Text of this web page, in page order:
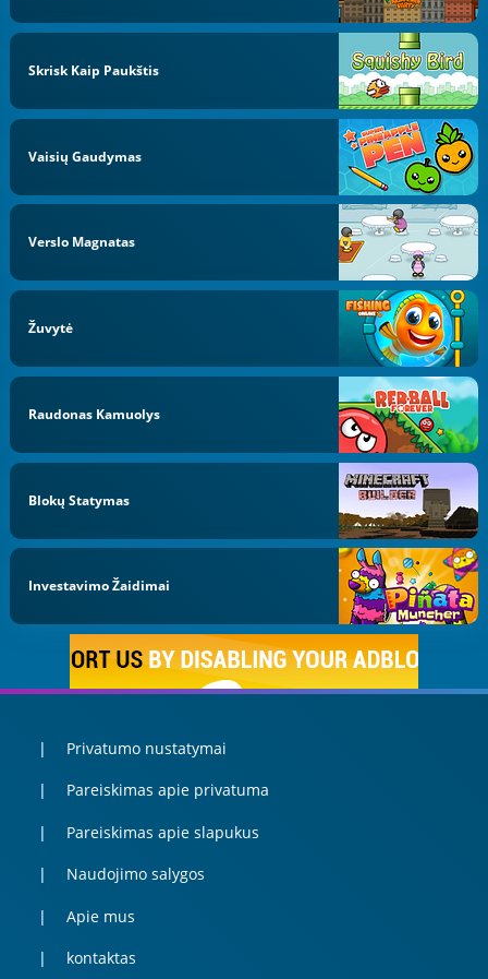
Skrisk Kaip Paukštis
Vaisių Gaudymas
Verslo Magnatas
Žuvytė
Raudonas Kamuolys
Blokų Statymas
Investavimo Žaidimai
Privatumo nustatymai
Pareiskimas apie privatuma
Pareiskimas apie slapukus
Naudojimo salygos
Apie mus
kontaktas